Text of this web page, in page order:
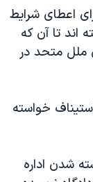
اعطای شرایط
اند تا آن که
ملل متحد در
خواسته
شدن اداره